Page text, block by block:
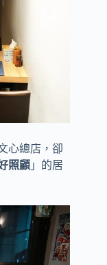
心總店，卻
照顧 」的居